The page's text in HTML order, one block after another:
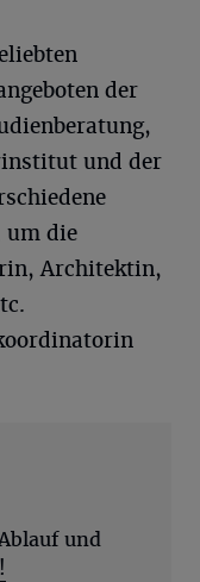
der
und der
um die
Architektin,
und